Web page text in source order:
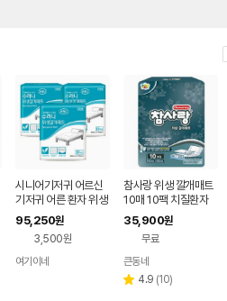
시니어기저귀 어르신
기저귀 어른 환자 위생
깔개
95,250원
3,500원
여기이네
참사랑 위생 깔개매트
10매 10팩 치질환자
산모 침대 깔개용
35,900원
무료
페이
큰동네
별 4.9 리
(10)